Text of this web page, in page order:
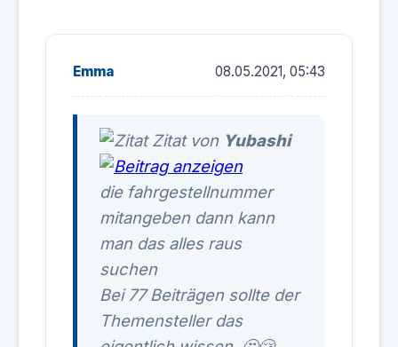
Emma 08.05.2021, 05:43
Zitat von Yubashi
die fahrgestellnummer
mitangeben dann kann
man das alles raus
suchen
Bei 77 Beiträgen sollte der
Themensteller das